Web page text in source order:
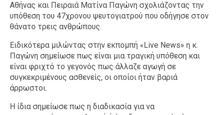
Αθήνας και Πειραιά Ματίνα Παγώνη σχολιάζοντας την
υπόθεση του 47χρονου ψευτογιατρού που οδήγησε στον
θάνατο τρεις ανθρώπους.
Ειδικότερα μιλώντας στην εκπομπή «Live News» η κ.
Παγώνη σημείωσε πως είναι μια τραγική υπόθεση και
είναι φριχτό το γεγονός πως άλλαζε αγωγή σε
συγκεκριμένους ασθενείς, οι οποίοι ήταν βαριά
άρρωστοι.
Η ίδια σημείωσε πως η διαδικασία για να